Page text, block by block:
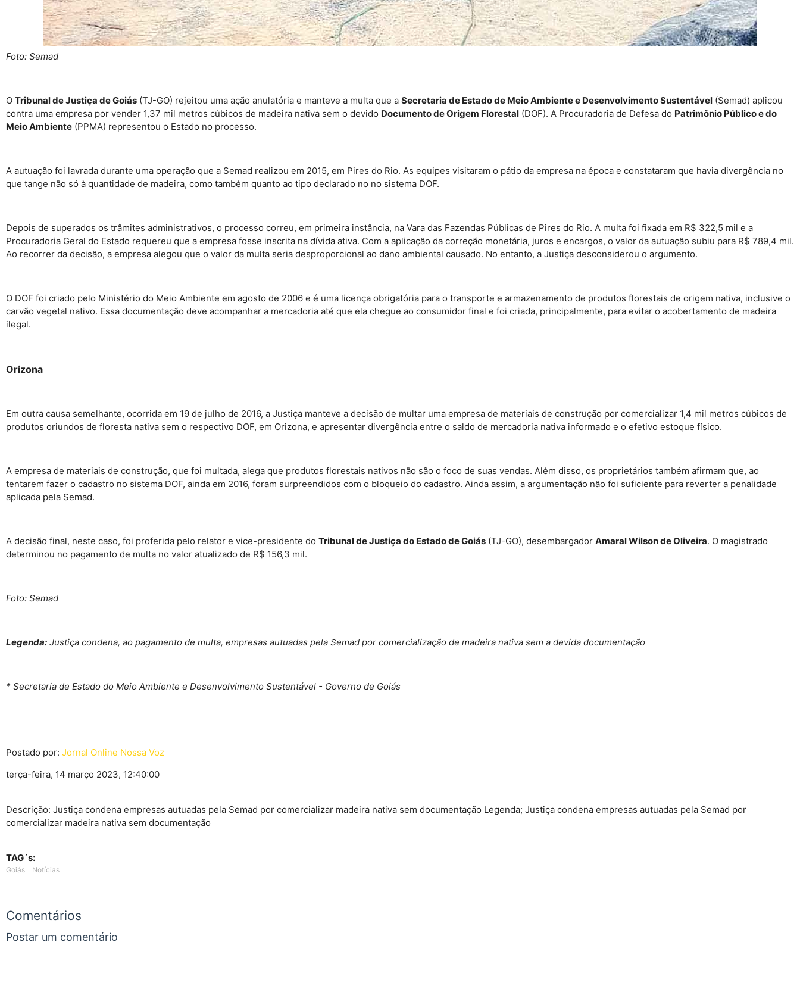
Foto: Semad
O Tribunal de Justiça de Goiás (TJ-GO) rejeitou uma ação anulatória e manteve a multa que a Secretaria de Estado de Meio Ambiente e Desenvolvimento Sustentável (Semad) aplicou
contra uma empresa por vender 1,37 mil metros cúbicos de madeira nativa sem o devido Documento de Origem Florestal (DOF). A Procuradoria de Defesa do Patrimônio Público e do
Meio Ambiente (PPMA) representou o Estado no processo.
A autuação foi lavrada durante uma operação que a Semad realizou em 2015, em Pires do Rio. As equipes visitaram o pátio da empresa na época e constataram que havia divergência no
que tange não só à quantidade de madeira, como também quanto ao tipo declarado no no sistema DOF.
Depois de superados os trâmites administrativos, o processo correu, em primeira instância, na Vara das Fazendas Públicas de Pires do Rio. A multa foi fixada em R$ 322,5 mil e a
Procuradoria Geral do Estado requereu que a empresa fosse inscrita na dívida ativa. Com a aplicação da correção monetária, juros e encargos, o valor da autuação subiu para R$ 789,4 mil.
Ao recorrer da decisão, a empresa alegou que o valor da multa seria desproporcional ao dano ambiental causado. No entanto, a Justiça desconsiderou o argumento.
O DOF foi criado pelo Ministério do Meio Ambiente em agosto de 2006 e é uma licença obrigatória para o transporte e armazenamento de produtos florestais de origem nativa, inclusive o
carvão vegetal nativo. Essa documentação deve acompanhar a mercadoria até que ela chegue ao consumidor final e foi criada, principalmente, para evitar o acobertamento de madeira
ilegal.
Orizona
Em outra causa semelhante, ocorrida em 19 de julho de 2016, a Justiça manteve a decisão de multar uma empresa de materiais de construção por comercializar 1,4 mil metros cúbicos de
produtos oriundos de floresta nativa sem o respectivo DOF, em Orizona, e apresentar divergência entre o saldo de mercadoria nativa informado e o efetivo estoque físico.
A empresa de materiais de construção, que foi multada, alega que produtos florestais nativos não são o foco de suas vendas. Além disso, os proprietários também afirmam que, ao
tentarem fazer o cadastro no sistema DOF, ainda em 2016, foram surpreendidos com o bloqueio do cadastro. Ainda assim, a argumentação não foi suficiente para reverter a penalidade
aplicada pela Semad.
A decisão final, neste caso, foi proferida pelo relator e vice-presidente do Tribunal de Justiça do Estado de Goiás (TJ-GO), desembargador Amaral Wilson de Oliveira. O magistrado
determinou no pagamento de multa no valor atualizado de R$ 156,3 mil.
Foto: Semad
Legenda: Justiça condena, ao pagamento de multa, empresas autuadas pela Semad por comercialização de madeira nativa sem a devida documentação
* Secretaria de Estado do Meio Ambiente e Desenvolvimento Sustentável - Governo de Goiás
Postado por: Jornal Online Nossa Voz
terça-feira, 14 março 2023, 12:40:00
Descrição: Justiça condena empresas autuadas pela Semad por comercializar madeira nativa sem documentação Legenda; Justiça condena empresas autuadas pela Semad por
comercializar madeira nativa sem documentação
TAG´s:
Goiás Notícias
Comentários
Postar um comentário